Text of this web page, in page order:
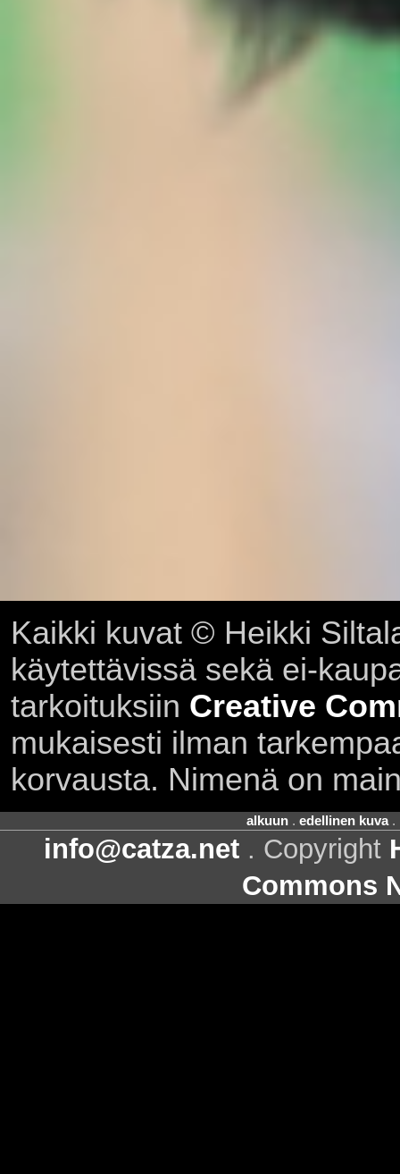
Kaikki kuvat © Heikki
käytettävissä sekä ei-
tarkoituksiin Creative
mukaisesti ilman
korvausta. Nimenä on
alkuun. edellinen kuva.
info@catza.net . Copyright
Commons